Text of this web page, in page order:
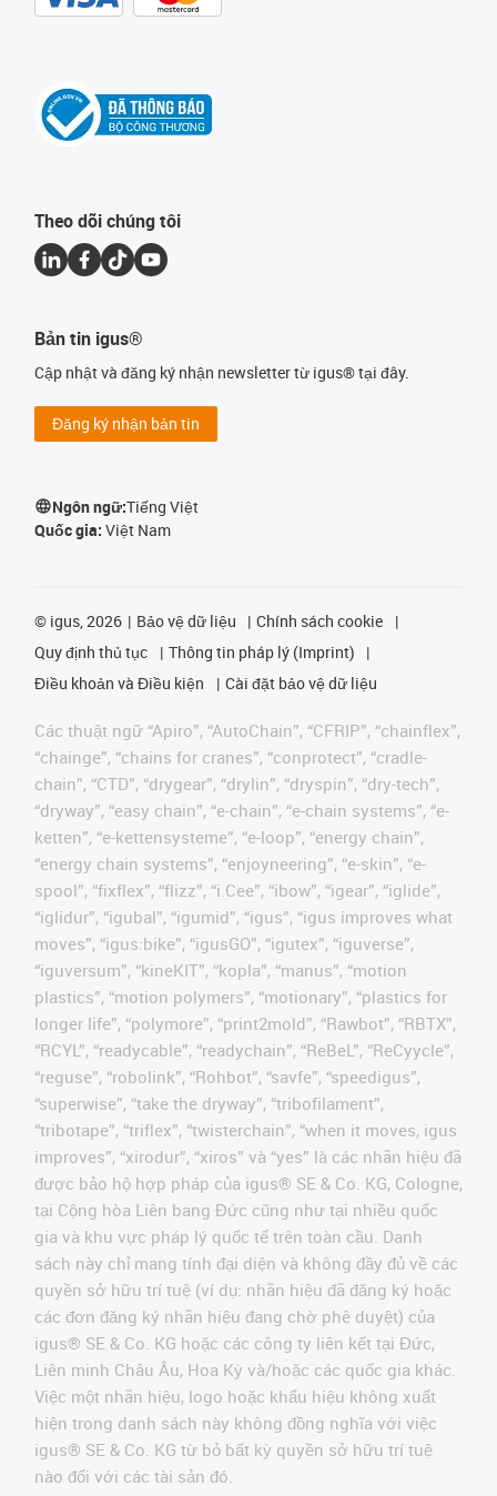
Theo dõi chúng tôi
Bản tin igus®
Cập nhật và đăng ký nhận newsletter từ igus® tại đây.
Đăng ký nhận bản tin
Ngôn ngữ:Tiếng Việt
Quốc gia: Việt Nam
© igus, 2026 Bảo vệ dữ liệu
Chính sách cookie
Quy định thủ tục
Thông tin pháp lý (Imprint)
Điều khoản và Điều kiện
Cài đặt bảo vệ dữ liệu
Các thuật ngữ “Apiro”, “AutoChain”, “CFRIP”, “chainflex”,
“chainge”, “chains for cranes”, “conprotect”, “cradle-
chain”, “CTD”, “drygear”, “drylin”, “dryspin”, “dry-tech”,
“dryway”, “easy chain”, “e-chain”, “e-chain systems”, “e-
ketten”, “e-kettensysteme”, “e-loop”, “energy chain”,
“energy chain systems”, “enjoyneering”, “e-skin”, “e-
spool”, “fixflex”, “flizz”, “i.Cee”, “ibow”, “igear”, “iglide”,
“iglidur”, “igubal”, “igumid”, “igus”, “igus improves what
moves”, “igus:bike”, “igusGO”, “igutex”, “iguverse”,
“iguversum”, “kineKIT”, “kopla”, “manus”, “motion
plastics”, “motion polymers”, “motionary”, “plastics for
longer life”, “polymore”, “print2mold”, “Rawbot”, “RBTX”,
“RCYL”, “readycable”, “readychain”, “ReBeL”, “ReCyycle”,
“reguse”, “robolink”, “Rohbot”, “savfe”, “speedigus”,
“superwise”, “take the dryway”, “tribofilament”,
“tribotape”, “triflex”, “twisterchain”, “when it moves, igus
improves”, “xirodur”, “xiros” và “yes” là các nhãn hiệu đã
được bảo hộ hợp pháp của igus® SE & Co. KG, Cologne,
tại Cộng hòa Liên bang Đức cũng như tại nhiều quốc
gia và khu vực pháp lý quốc tế trên toàn cầu. Danh
sách này chỉ mang tính đại diện và không đầy đủ về các
quyền sở hữu trí tuệ (ví dụ: nhãn hiệu đã đăng ký hoặc
các đơn đăng ký nhãn hiệu đang chờ phê duyệt) của
igus® SE & Co. KG hoặc các công ty liên kết tại Đức,
Liên minh Châu Âu, Hoa Kỳ và/hoặc các quốc gia khác.
Việc một nhãn hiệu, logo hoặc khẩu hiệu không xuất
hiện trong danh sách này không đồng nghĩa với việc
igus® SE & Co. KG từ bỏ bất kỳ quyền sở hữu trí tuệ
nào đối với các tài sản đó.